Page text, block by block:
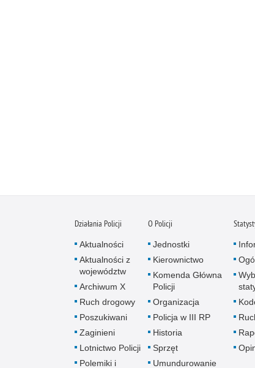
Działania Policji
Aktualności
Aktualności z
województw
Archiwum X
Ruch drogowy
Poszukiwani
Zaginieni
Lotnictwo Policji
Polemiki i
O Policji
Jednostki
Kierownictwo
Komenda Główna
Policji
Organizacja
Policja w III RP
Historia
Sprzęt
Umundurowanie